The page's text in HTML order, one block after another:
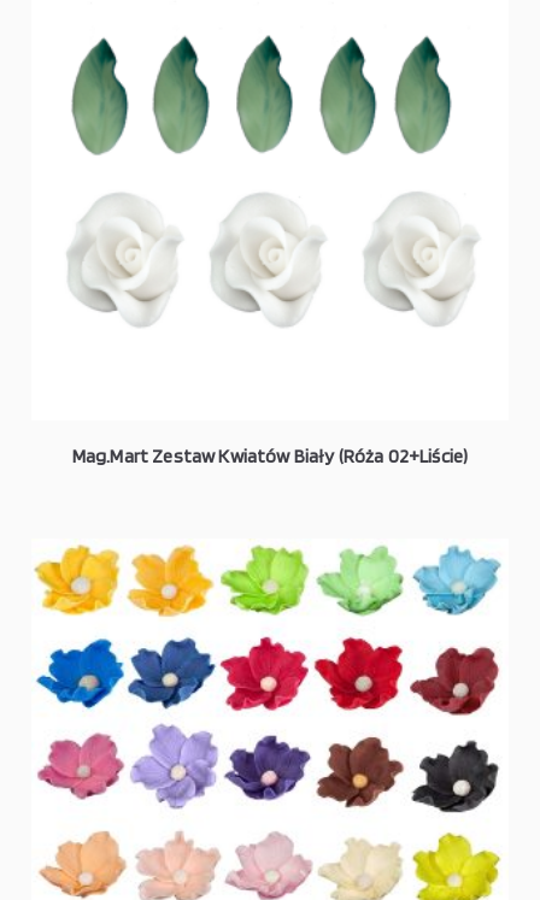
Mag.Mart Zestaw Kwiatów Biały (Róża 02+Liście)